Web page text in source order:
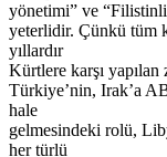
yönetimi” ve
yeterlidir. Çünkü tüm
yıllardır
Kürtlere karşı
Türkiye’nin, Irak’a
hale
gelmesindeki rolü,
her türlü